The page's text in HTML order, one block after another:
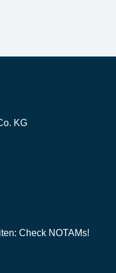
KG
Check NOTAMs!